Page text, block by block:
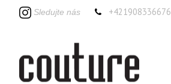
Sledujte nás +421908336676